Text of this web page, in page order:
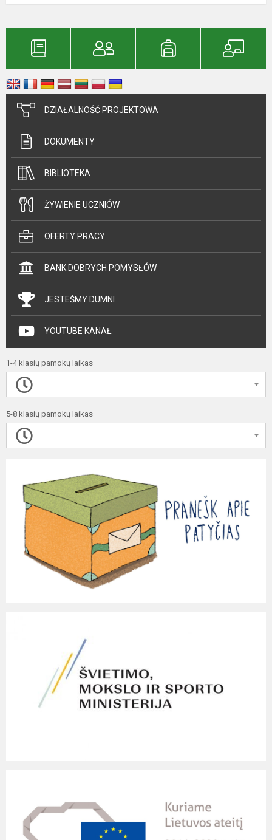
DZIAŁALNOŚĆ PROJEKTOWA
DOKUMENTY
BIBLIOTEKA
ŻYWIENIE UCZNIÓW
OFERTY PRACY
BANK DOBRYCH POMYSŁÓW
JESTEŚMY DUMNI
YOUTUBE KANAŁ
1-4 klasių pamokų laikas
5-8 klasių pamokų laikas